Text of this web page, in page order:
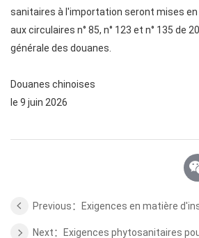
sanitaires à l'importation seront mises
aux circulaires n° 85, n° 123 et n° 135 de
générale des douanes.
Douanes chinoises
le 9 juin 2026